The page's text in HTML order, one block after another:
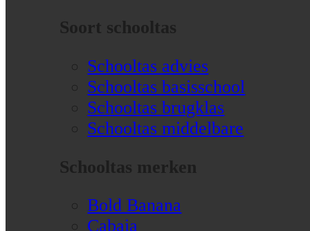
Soort schooltas
Schooltas advies
Schooltas basisschool
Schooltas brugklas
Schooltas middelbare
Schooltas merken
Bold Banana
Cabaia